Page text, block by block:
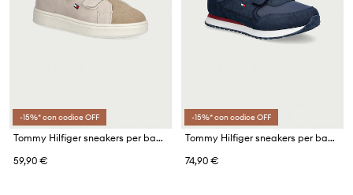
-15%* con codice OFF
Tommy Hilfiger sneakers per bambini
59,90 €
-15%* con codice OFF
Tommy Hilfiger sneakers per bambini
74,90 €